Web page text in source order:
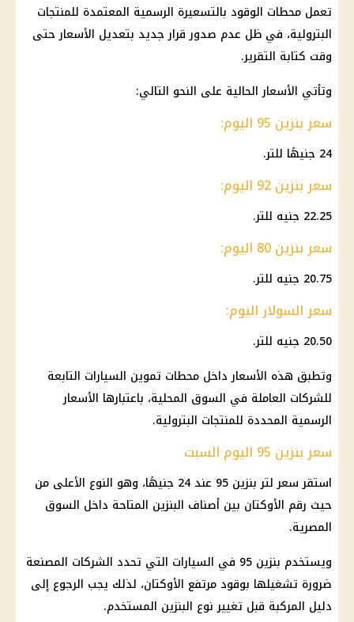
تعمل محطات الوقود بالتسعيرة الرسمية المعتمدة للمنتجات
البترولية، في ظل عدم صدور قرار جديد بتعديل الأسعار حتى
وقت كتابة التقرير.
وتأتي الأسعار الحالية على النحو التالي:
سعر بنزين 95 اليوم:
24 جنيهًا للتر.
سعر بنزين 92 اليوم:
22.25 جنيه للتر.
سعر بنزين 80 اليوم:
20.75 جنيه للتر.
سعر السولار اليوم:
20.50 جنيه للتر.
وتطبق هذه الأسعار داخل محطات تموين السيارات التابعة
للشركات العاملة في السوق المحلية، باعتبارها الأسعار
الرسمية المحددة للمنتجات البترولية.
سعر بنزين 95 اليوم السبت
استقر سعر لتر بنزين 95 عند 24 جنيهًا، وهو النوع الأعلى من
حيث رقم الأوكتان بين أصناف البنزين المتاحة داخل السوق
المصرية.
ويستخدم بنزين 95 في السيارات التي تحدد الشركات المصنعة
ضرورة تشغيلها بوقود مرتفع الأوكتان، لذلك يجب الرجوع إلى
دليل المركبة قبل تغيير نوع البنزين المستخدم.